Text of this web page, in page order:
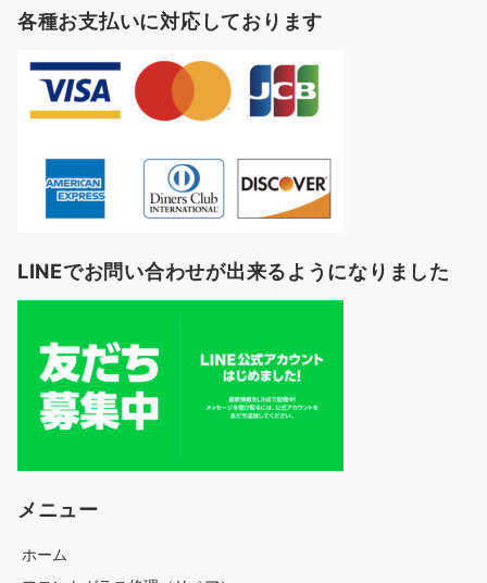
各種お支払いに対応しております
LINEでお問い合わせが出来るようになりました
メニュー
ホーム